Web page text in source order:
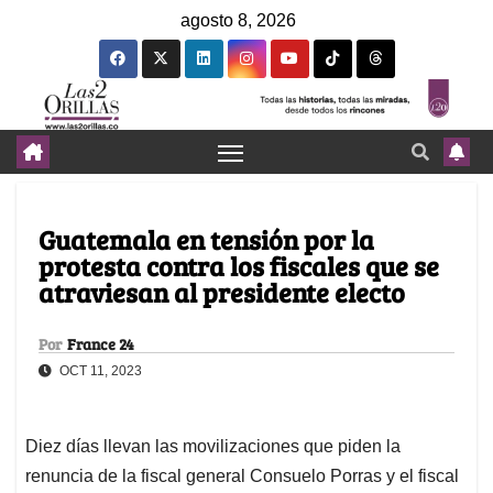
agosto 8, 2026
Guatemala en tensión por la
protesta contra los fiscales que se
atraviesan al presidente electo
Por France 24
OCT 11, 2023
Diez días llevan las movilizaciones que piden la
renuncia de la fiscal general Consuelo Porras y el fiscal